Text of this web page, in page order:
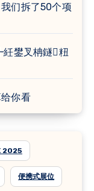
们拆了50个项
鐢叉柟鐩粈
你看
2025
便携式展位